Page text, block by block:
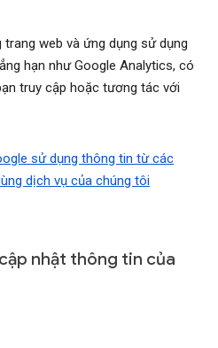
web và ứng dụng sử dụng
hạn như Google Analytics, có
truy cập hoặc tương tác với
sử dụng thông tin từ các
dịch vụ của chúng tôi
nhật thông tin của